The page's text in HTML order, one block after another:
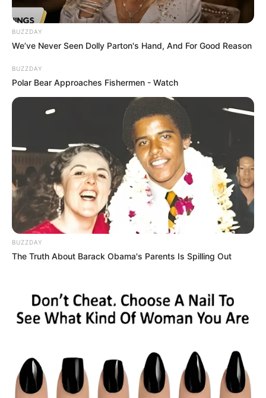
BUZZDAY
We’ve Never Seen Dolly Parton's Hand, And For Good Reason
BUZZDAY
Polar Bear Approaches Fishermen - Watch
BUZZDAY
The Truth About Barack Obama's Parents Is Spilling Out